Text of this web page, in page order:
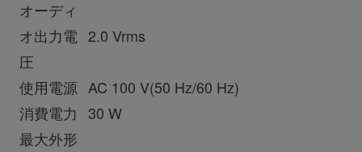
オーディ
オ出力電
圧
2.0 Vrms
使用電源 AC 100 V(50 Hz/60 Hz)
消費電力 30 W
最大外形